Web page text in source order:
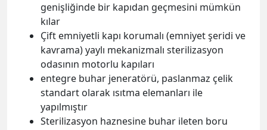
genişliğinde bir kapıdan geçmesini mümkün
kılar
Çift emniyetli kapı korumalı (emniyet şeridi ve
kavrama) yaylı mekanizmalı sterilizasyon
odasının motorlu kapıları
entegre buhar jeneratörü, paslanmaz çelik
standart olarak ısıtma elemanları ile
yapılmıştır
Sterilizasyon haznesine buhar ileten boru